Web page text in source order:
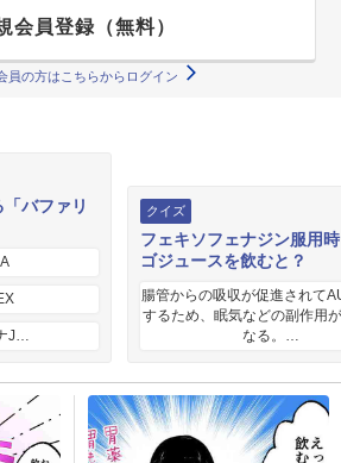
会員登録（無料）
員の方はこちらからログイン
バファリ
J…
クイズ
フェキソフェナジン服用
ゴジュースを飲むと？
腸管からの吸収が促進されて
するため、眠気などの副作用
なる。…